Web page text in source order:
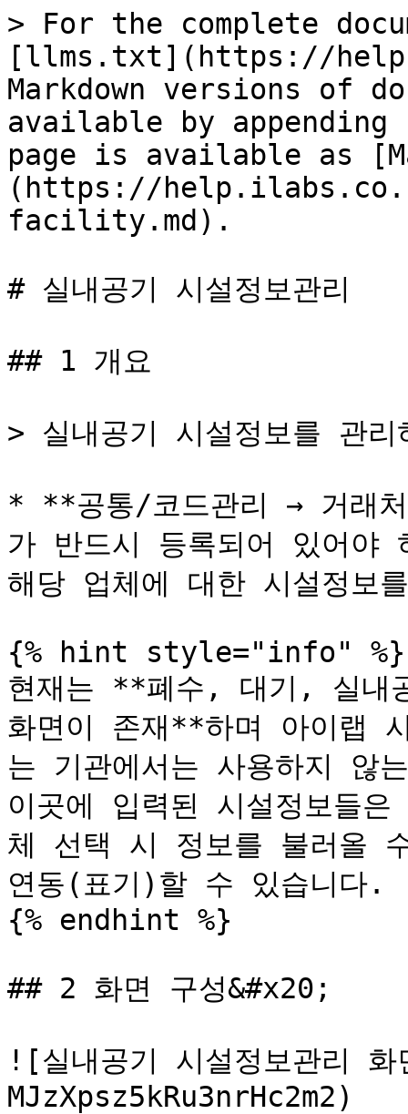
> For the complete
[llms.txt](https://
Markdown versions of
available by
page is available as
(https://
facility.md).
# 실내공기 시설정보관리
## 1 개요
> 실내공기 시설정보를 관
* **공통/코드관리 → 거래
가 반드시 등록되어 있어야
해당 업체에 대한 시설정보
{% hint style="info" %}
현재는 **폐수, 대기, 실내
화면이 존재**하며 아이랩
는 기관에서는 사용하지 않
이곳에 입력된 시설정보들
체 선택 시 정보를 불러올
연동(표기)할 수 있습니다.
{% endhint %}
## 2 화면 구성&#x20;
![실내공기 시설정보관
MJzXpsz5kRu3nrHc2m2)